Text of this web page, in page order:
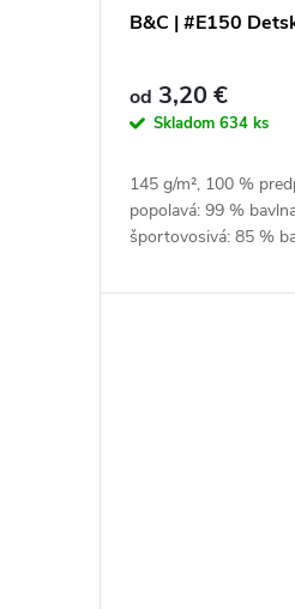
B&C | #E150
od 3,20 €
Skladom 634 ks
145 g/m², 100 %
popolavá: 99 %
športovosivá: 85 %